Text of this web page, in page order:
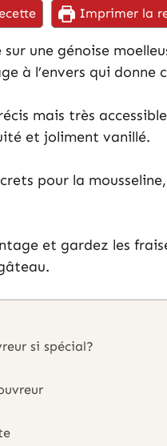
Imprimer la
une génoise
à l’envers qui donne
mais très
et joliment vanillé.
pour la
et gardez les
si spécial?